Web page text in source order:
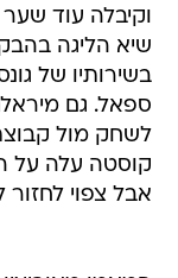
וקיבלה עוד
שיא הליגה
בשירותיו של
ספאל. גם
לשחק מול
קוסטה עלה על
אבל צפוי